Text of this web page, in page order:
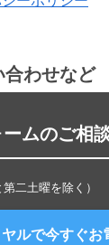
合わせなど
ームのご相
二土曜を除く）
ルで今すぐお